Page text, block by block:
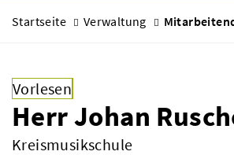
Startseite Verwaltung
Vorlesen
Herr Johan
Kreismusikschule